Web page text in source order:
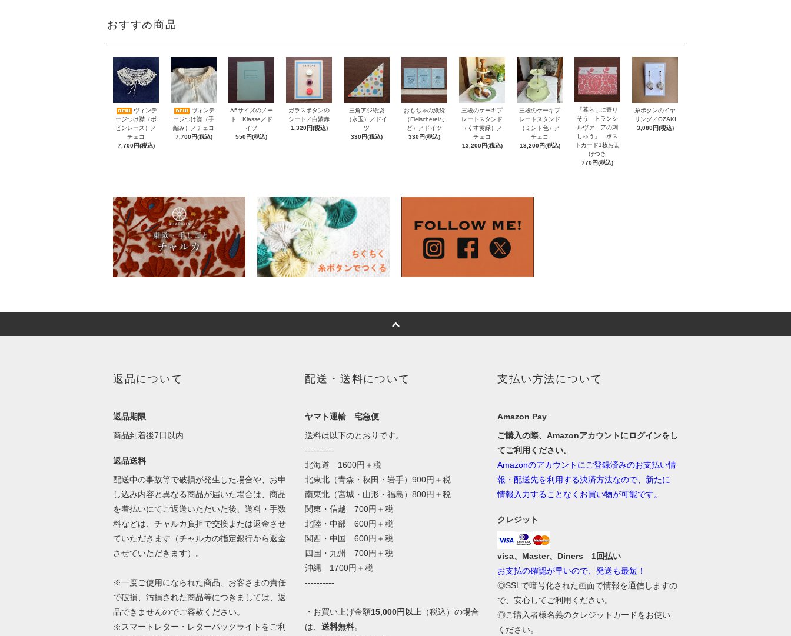
おすすめ商品
ヴィンテ
ージつけ襟（ボ
ビンレース）／
チェコ
7,700円(税込)
ヴィンテ
ージつけ襟（手
編み）／チェコ
7,700円(税込)
A5サイズのノー
ト Klasse／ド
イツ
550円(税込)
ガラスボタンの
シート／白紫赤
1,320円(税込)
三角アジ紙袋
（水玉）／ドイ
ツ
330円(税込)
おもちゃの紙袋
（Fleischereiな
ど）／ドイツ
330円(税込)
三段のケーキプ
レートスタンド
（くす黄緑）／
チェコ
13,200円(税込)
三段のケーキプ
レートスタンド
（ミント色）／
チェコ
13,200円(税込)
「暮らしに寄り
そう トランシ
ルヴァニアの刺
しゅう」 ポス
トカード1枚おま
けつき
770円(税込)
糸ボタンのイヤ
リング／OZAKI
3,080円(税込)
返品について
返品期限
商品到着後7日以内
返品送料
配送中の事故等で破損が発生した場合や、お申
し込み内容と異なる商品が届いた場合は、商品
を着払いにてご返送いただいた後、送料・手数
料などは、チャルカ負担で交換または返金させ
ていただきます（チャルカの指定銀行から返金
させていただきます）。
※一度ご使用になられた商品、お客さまの責任
で破損、汚損された商品等につきましては、返
品できませんのでご容赦ください。
※スマートレター・レターパックライトをご利
配送・送料について
ヤマト運輸 宅急便
送料は以下のとおりです。
----------
北海道 1600円＋税
北東北（青森・秋田・岩手）900円＋税
南東北（宮城・山形・福島）800円＋税
関東・信越 700円＋税
北陸・中部 600円＋税
関西・中国 600円＋税
四国・九州 700円＋税
沖縄 1700円＋税
----------
・お買い上げ金額15,000円以上 （税込）の場合
は、送料無料。
支払い方法について
Amazon Pay
ご購入の際、Amazonアカウントにログインをし
てご利用ください。
Amazonのアカウントにご登録済みのお支払い情
報・配送先を利用する決済方法なので、新たに
情報入力することなくお買い物が可能です。
クレジット
visa、Master、Diners 1回払い
お支払の確認が早いので、発送も最短！
◎SSLで暗号化された画面で情報を通信しますの
で、安心してご利用ください。
◎ご購入者様名義のクレジットカードをお使い
ください。